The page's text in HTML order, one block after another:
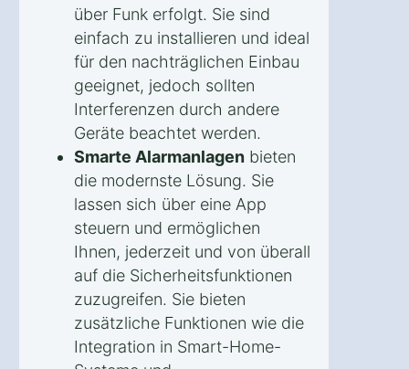
über Funk erfolgt. Sie sind
einfach zu installieren und ideal
für den nachträglichen Einbau
geeignet, jedoch sollten
Interferenzen durch andere
Geräte beachtet werden.
Smarte Alarmanlagen bieten
die modernste Lösung. Sie
lassen sich über eine App
steuern und ermöglichen
Ihnen, jederzeit und von überall
auf die Sicherheitsfunktionen
zuzugreifen. Sie bieten
zusätzliche Funktionen wie die
Integration in Smart-Home-